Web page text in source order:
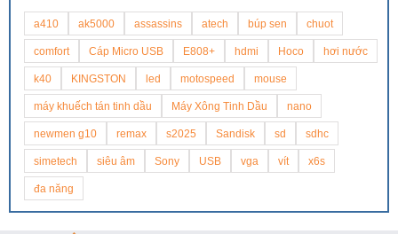
a410 ak5000 assassins atech búp sen chuot
comfort Cáp Micro USB E808+ hdmi Hoco hơi nước
k40 KINGSTON led motospeed mouse
máy khuếch tán tinh dầu Máy Xông Tinh Dầu nano
newmen g10 remax s2025 Sandisk sd sdhc
simetech siêu âm Sony USB vga vít x6s
đa năng